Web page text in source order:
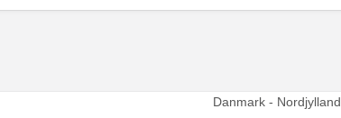
Danmark - Nordjylland